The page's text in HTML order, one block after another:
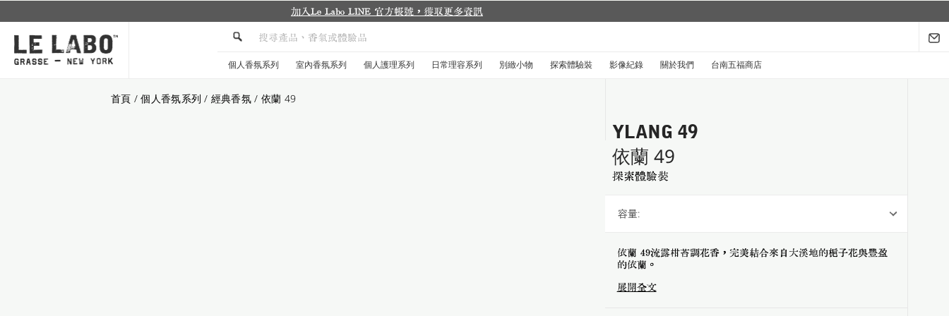
個人香氛系列 室內香氛系列 個人護理系列 日常理容系列 別緻小物 探索體驗裝 影像紀錄 關於我們 台南五福商店
首頁 / 個人香氛系列 / 經典香氛 / 依蘭 49
YLANG 49
依蘭 49
探索體驗裝
容量:
依蘭 49流露柑苔調花香，完美結合來自大溪地的梔子花與豐盈
的依蘭。
展開全文